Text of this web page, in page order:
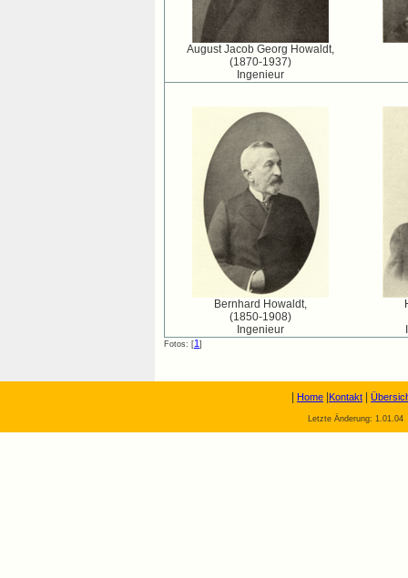
August Jacob Georg Howaldt,
(1870-1937)
Ingenieur
Bernhard Howaldt,
(1850-1908)
Ingenieur
Fotos: [1 ]
Home Kontakt
Letzte Änderung: 1.01.04